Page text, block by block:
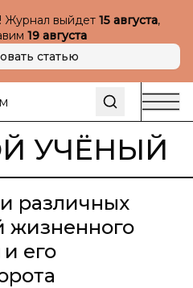
Журнал выйдет 15 августа,
19 августа
статью
УЧЁНЫЙ
различных
жизненного
его